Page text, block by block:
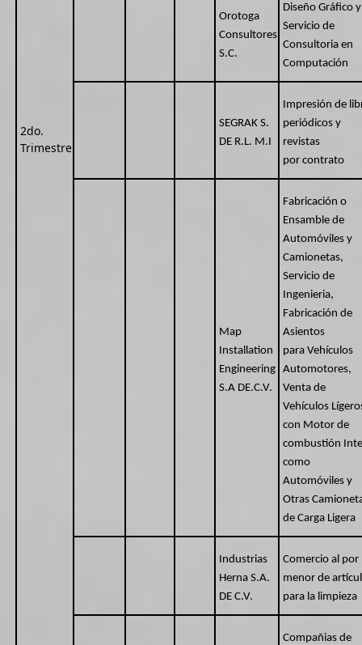
2do.
Trimestre
Orotoga
Consultores
S.C.
Diseño Gráfico y
Servicio de
Consultoria en
Computación
SEGRAK S.
DE R.L. M.I
Impresión de
periódicos y
revistas
por contrato
Map
Installation
Engineering
S.A DE.C.V.
Fabricación o
Ensamble de
Automóviles y
Camionetas,
Servicio de
Ingenieria,
Fabricación de
Asientos
para Vehículos
Automotores,
Venta de
Vehículos
con Motor de
combustión
como
Automóviles y
Otras
de Carga Ligera
Industrias
Herna S.A.
DE C.V.
Comercio al por
menor de
para la limpieza
Compañias de